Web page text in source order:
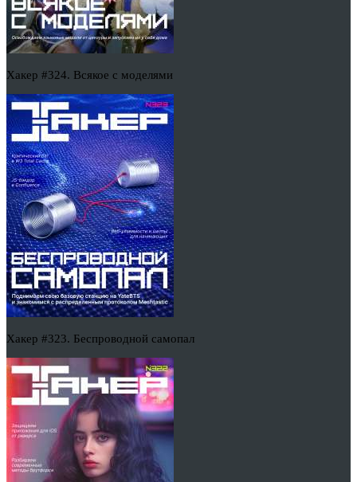
Хакер #324. Всякое с моделями
Хакер #323. Беспроводной самопал